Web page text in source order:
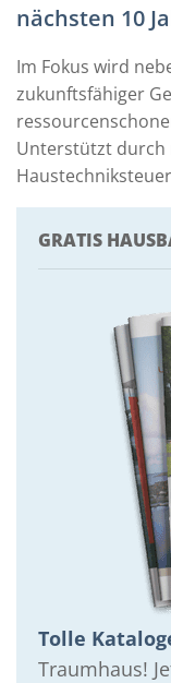
nächsten 10
Im Fokus wird
zukunftsfähiger
Unterstützt durch
GRATIS
Tolle
Traumhaus!